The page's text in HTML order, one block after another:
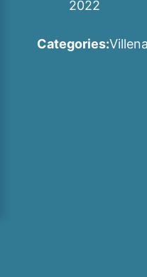
2022
Categories: